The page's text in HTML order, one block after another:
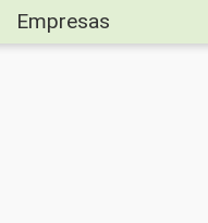
Empresas